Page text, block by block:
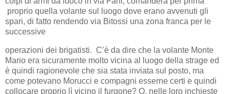
proprio quella volante sul luogo dove erano avvenuti gli
spari, di fatto rendendo via Bitossi una zona franca per le
successive
operazioni dei brigatisti. C’è da dire che la volante Monte
Mario era sicuramente molto vicina al luogo della strage ed
è quindi ragionevole che sia stata inviata sul posto, ma
come potevano Morucci e compagni esserne certi e quindi
collocare proprio lì vicino il furgone? O, nelle loro inchieste